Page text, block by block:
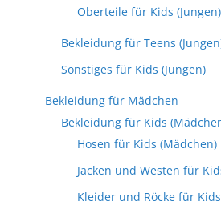
Oberteile für Kids (Jungen)
Bekleidung für Teens
Sonstiges für Kids (Jungen)
Bekleidung für Mädchen
Bekleidung für Kids
Hosen für Kids (Mädchen)
Jacken und Westen für
Kleider und Röcke für